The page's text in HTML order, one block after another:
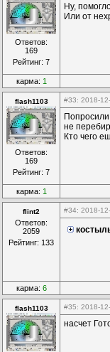
Ответов:
169
Рейтинг: 7
Ну,
Или от
карма: 1
flash1103
Ответов:
169
Рейтинг: 7
#33: 2018-
не
Кто чего
карма: 1
flint2
Ответов:
2059
Рейтинг: 133
#34: 2018-
карма: 6
flash1103 #35: 2018-
насчет